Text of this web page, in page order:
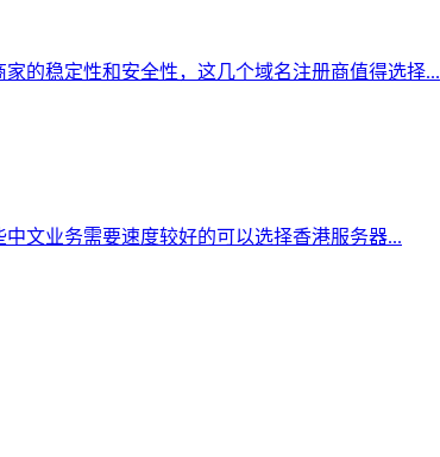
的稳定性和安全性，这几个域名注册商值得选择...
文业务需要速度较好的可以选择香港服务器...